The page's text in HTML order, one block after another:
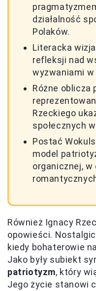
działalność
Polaków.
Literacka
refleksji nad
wyzwaniami w
Różne oblicza
Rzeckiego
społecznych
Postać
model
organicznej, w
Również Ignacy
opowieści.
kiedy bohaterowie
Jako były subiekt
patriotyzm, który
Jego życie stanowi